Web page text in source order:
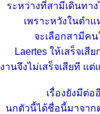
ระหว่างที่สามีเดินทา
เพราะหวังในตำ
จะเลือกสามีค
Laertes ให้เสร็จเ
งานจึงไม่เสร็จเสียที แ
เรื่องยังมีต่อ
นกตัวนี้ได้ชื่อนี้มาจาก